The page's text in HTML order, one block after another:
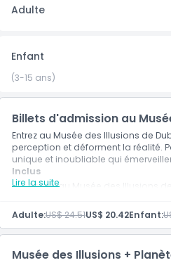
Points forts
Comment s'y rendre
Comment échanger
Politique d'annulation
Adulte
Enfant
(3-15 ans)
Billets d'admission au
Entrez au Musée des Illusions de
perception et déforment la réalité.
unique et inoubliable qui
Lire la suite
Inclus
Entrée au Musée des Illusions de
Accès aux présentations
Utilisation de la salle de jeux
Adulte:US$ 24.51US$ 20.42Enfant:
Musée des Illusions +